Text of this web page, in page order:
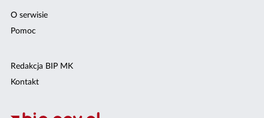
O serwisie
Pomoc
Redakcja BIP MK
Kontakt